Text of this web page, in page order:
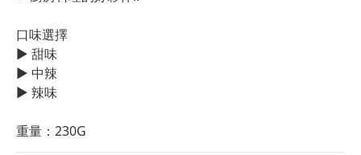
口味選擇
▶ 甜味
▶ 中辣
▶ 辣味
重量：230G